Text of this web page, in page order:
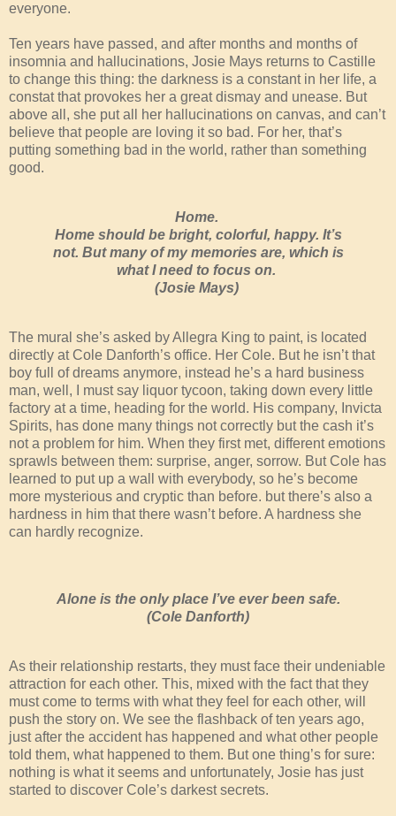
everyone.
Ten years have passed, and after months and months of
insomnia and hallucinations, Josie Mays returns to Castille
to change this thing: the darkness is a constant in her life, a
constat that provokes her a great dismay and unease. But
above all, she put all her hallucinations on canvas, and can’t
believe that people are loving it so bad. For her, that’s
putting something bad in the world, rather than something
good.
Home.
Home should be bright, colorful, happy. It’s
not. But many of my memories are, which is
what I need to focus on.
(Josie Mays)
The mural she’s asked by Allegra King to paint, is located
directly at Cole Danforth’s office. Her Cole. But he isn’t that
boy full of dreams anymore, instead he’s a hard business
man, well, I must say liquor tycoon, taking down every little
factory at a time, heading for the world. His company, Invicta
Spirits, has done many things not correctly but the cash it’s
not a problem for him. When they first met, different emotions
sprawls between them: surprise, anger, sorrow. But Cole has
learned to put up a wall with everybody, so he’s become
more mysterious and cryptic than before. but there’s also a
hardness in him that there wasn’t before. A hardness she
can hardly recognize.
Alone is the only place I’ve ever been safe.
(Cole Danforth)
As their relationship restarts, they must face their undeniable
attraction for each other. This, mixed with the fact that they
must come to terms with what they feel for each other, will
push the story on. We see the flashback of ten years ago,
just after the accident has happened and what other people
told them, what happened to them. But one thing’s for sure:
nothing is what it seems and unfortunately, Josie has just
started to discover Cole’s darkest secrets.